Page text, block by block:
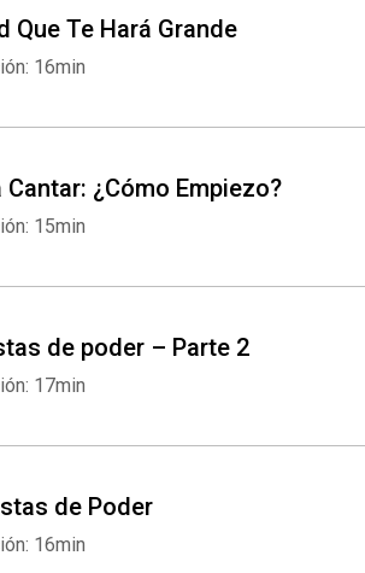
Que Te Hará Grande
16min
¿Cómo Empiezo?
15min
de poder – Parte 2
17min
de Poder
16min